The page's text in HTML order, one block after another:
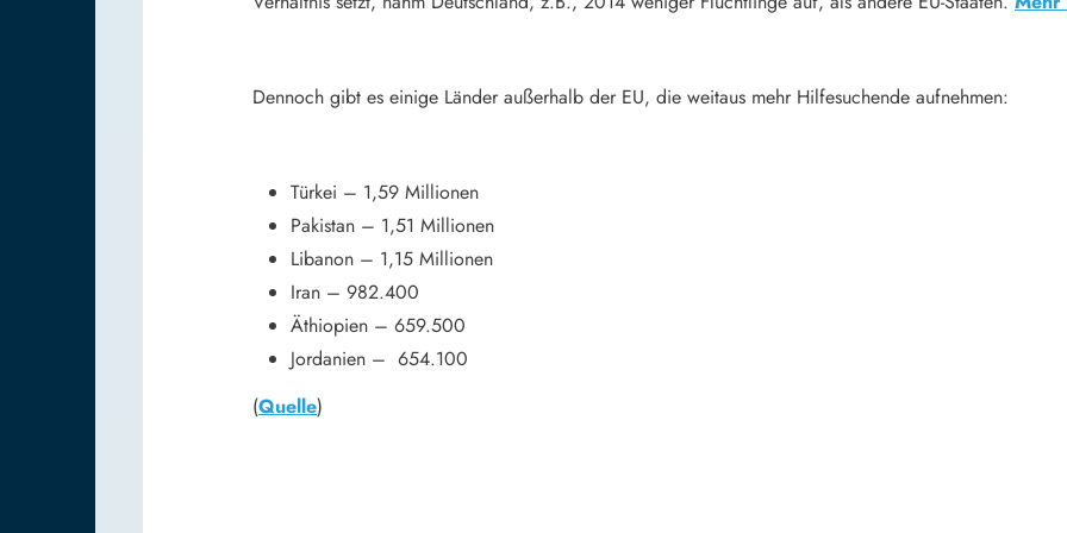
Dennoch gibt es einige Länder außerhalb der EU, die weitaus mehr Hilfesuchende aufnehmen:
Türkei – 1,59 Millionen
Pakistan – 1,51 Millionen
Libanon – 1,15 Millionen
Iran – 982.400
Äthiopien – 659.500
Jordanien – 654.100
(Quelle)